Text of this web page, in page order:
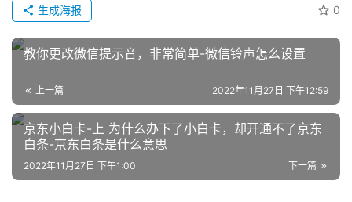
店
营
跨
境
电
0
生成海报
教你更改微信提示音，非常简单-微信铃声怎么设置
上一篇 2022年11月27日 下午12:59
京东小白卡-上 为什么办下了小白卡，却开通不了京东
白条-京东白条是什么意思
下一篇
2022年11月27日 下午1:00